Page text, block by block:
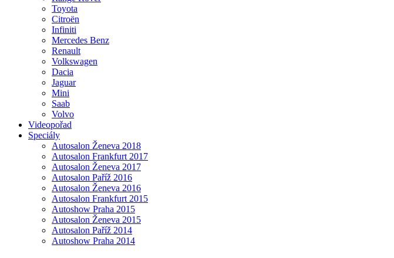
Toyota
Citroën
Infiniti
Mercedes Benz
Renault
Volkswagen
Dacia
Jaguar
Mini
Saab
Volvo
Videopořad
Speciály
Autosalon Ženeva 2018
Autosalon Frankfurt 2017
Autosalon Ženeva 2017
Autosalon Paříž 2016
Autosalon Ženeva 2016
Autosalon Frankfurt 2015
Autoshow Praha 2015
Autosalon Ženeva 2015
Autosalon Paříž 2014
Autoshow Praha 2014